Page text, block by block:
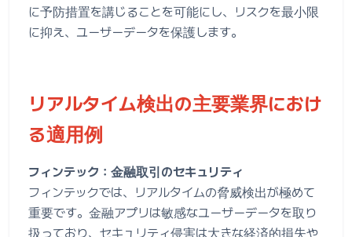
に予防措置を講じることを可能にし、リスクを最小限
に抑え、ユーザーデータを保護します。
リアルタイム検出の主要業界におけ
る適用例
フィンテック：金融取引のセキュリティ
フィンテックでは、リアルタイムの脅威検出が極めて
重要です。金融アプリは敏感なユーザーデータを取り
扱っており、セキュリティ侵害は大きな経済的損失や